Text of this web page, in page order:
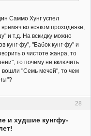
Саммо Хунг успел
во всяком проходняке,
и т.д. На вскидку можно
кунг-фу", "Бабок кунг-фу" и
о чистоте жанра, то
то почему не включить
вошли "Семь мечей", то чем
28
и худшие кунгфу-